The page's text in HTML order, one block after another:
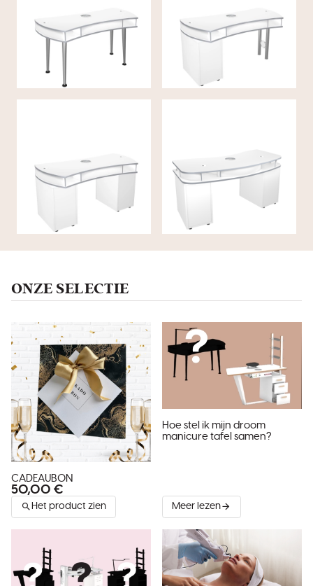
MILANO MILANO TYP II
MILANO TYP III MONZA
ONZE SELECTIE
CADEAUBON
50,00 €
Het product zien
Hoe stel ik mijn droom
manicure tafel samen?
Meer lezen